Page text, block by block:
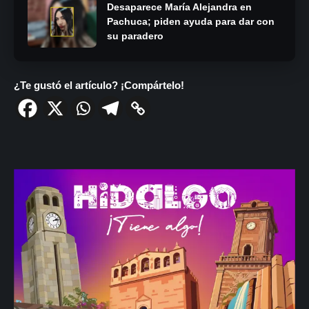
Desaparece María Alejandra en
Pachuca; piden ayuda para dar con
su paradero
¿Te gustó el artículo? ¡Compártelo!